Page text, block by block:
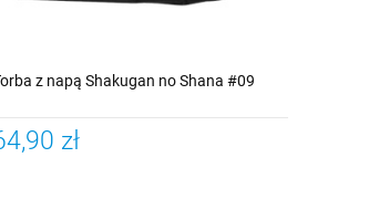
z napą Shakugan no Shana #09
zł